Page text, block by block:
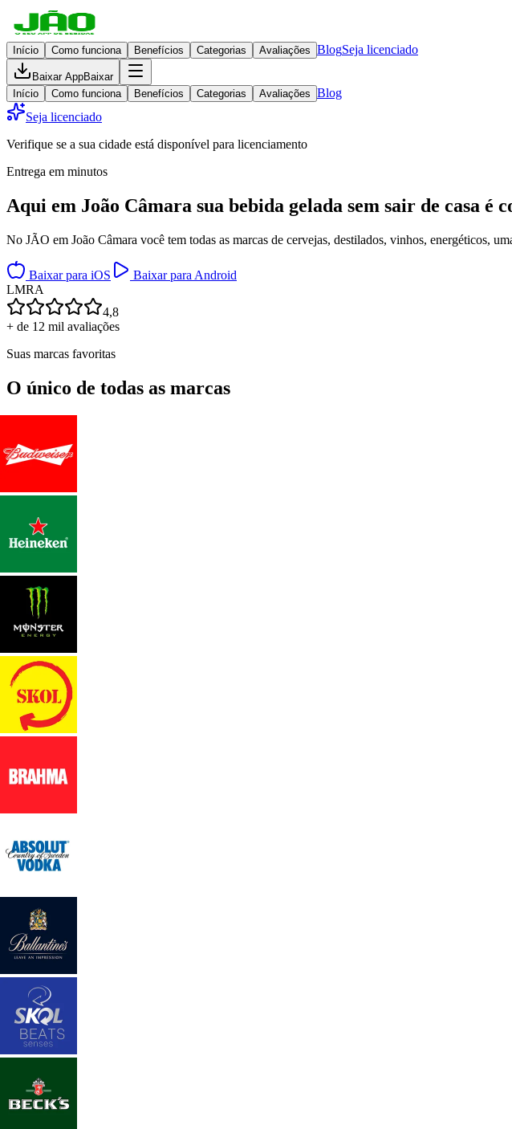
Início Como funciona Benefícios Categorias Avaliações BlogSeja licenciado
Baixar AppBaixar
Início
Como funciona Benefícios Categorias Avaliações Blog
Seja licenciado
Verifique se a sua cidade está disponível para licenciamento
Entrega em minutos
Aqui em João Câmara sua bebida gelada sem sair de casa é
No JÃO em João Câmara você tem todas as marcas de cervejas, destilados, vinhos, energéticos,
Baixar para iOS
Baixar para Android
LMRA
4,8
+ de 12 mil avaliações
Suas marcas favoritas
O único de todas as marcas